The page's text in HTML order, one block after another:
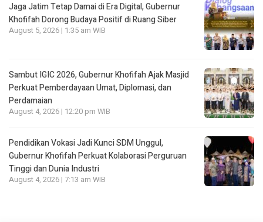
Jaga Jatim Tetap Damai di Era Digital, Gubernur
Khofifah Dorong Budaya Positif di Ruang Siber
August 5, 2026 | 1:35 am WIB
Sambut IGIC 2026, Gubernur Khofifah Ajak Masjid
Perkuat Pemberdayaan Umat, Diplomasi, dan
Perdamaian
August 4, 2026 | 12:20 pm WIB
Pendidikan Vokasi Jadi Kunci SDM Unggul,
Gubernur Khofifah Perkuat Kolaborasi Perguruan
Tinggi dan Dunia Industri
August 4, 2026 | 7:13 am WIB